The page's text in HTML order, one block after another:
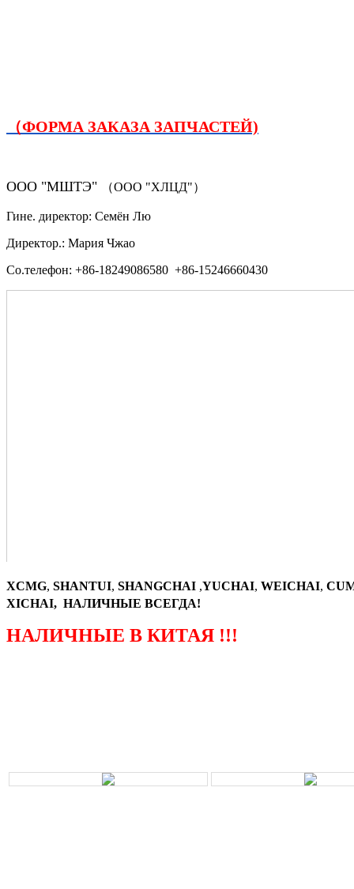
（ФОРМА ЗАКАЗА ЗАПЧАСТЕЙ)
ООО "МШТЭ" （ООО "ХЛЦД"）
Гине. директор: Семён Лю
Директор.: Мария Чжао
Со.телефон: +86-18249086580 +86-15246660430
XCMG, SHANTUI, SHANGCHAI ,YUCHAI, WEICHAI,
XICHAI, НАЛИЧНЫЕ ВСЕГДА!
НАЛИЧНЫЕ В КИТАЯ !!!